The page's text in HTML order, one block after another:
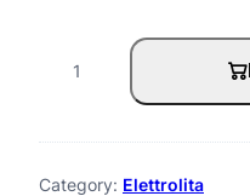
y
tCategory: Elettrolita